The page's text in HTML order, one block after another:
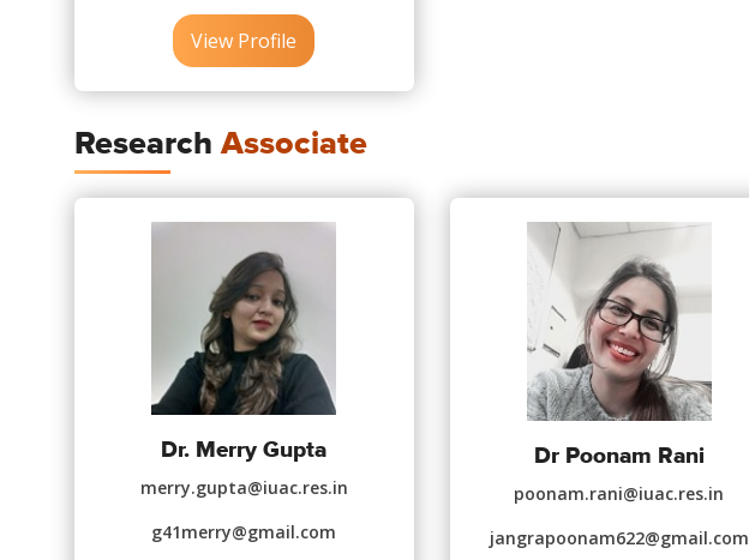
View Profile
ResearchAssociate
Dr. Merry Gupta
merry.gupta@iuac.res.in
g41merry@gmail.com
Dr Poonam Rani
poonam.rani@iuac.res.in
jangrapoonam622@gmail.com